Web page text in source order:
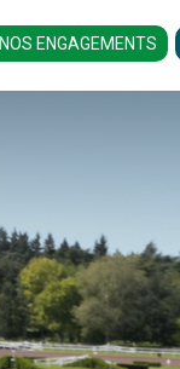
NOS ENGAGEMENTS